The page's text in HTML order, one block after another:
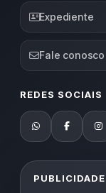
Expediente
Fale conosco
REDES SOCIAIS
PUBLICIDADE